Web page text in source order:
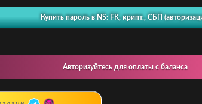
Купить пароль в NS: FK, крипт., СБП
Авторизуйтесь для оплаты с баланса